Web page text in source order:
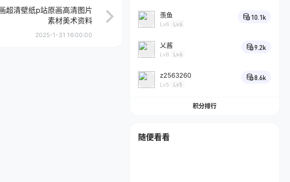
超清壁纸p站原画高清图片
素材美术资料
2025-1-31 16:00:00
羡鱼
Lv6 Lv6
10.1k
乂酱
Lv6 Lv6
9.2k
z2563260
Lv5 Lv5
8.6k
积分排行
随便看看